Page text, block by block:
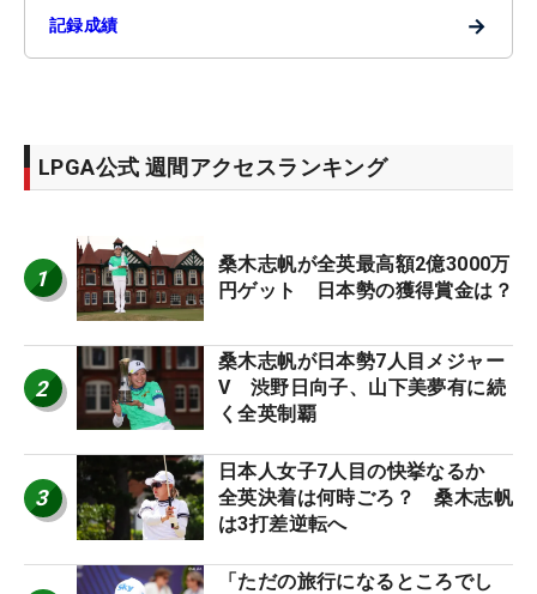
記録成績 →
LPGA公式 週間アクセスランキング
1
桑木志帆が全英最高額2億3000万
円ゲット 日本勢の獲得賞金は？
2
桑木志帆が日本勢7人目メジャー
V 渋野日向子、山下美夢有に続
く全英制覇
3
日本人女子7人目の快挙なるか
全英決着は何時ごろ？ 桑木志帆
は3打差逆転へ
「ただの旅行になるところでし